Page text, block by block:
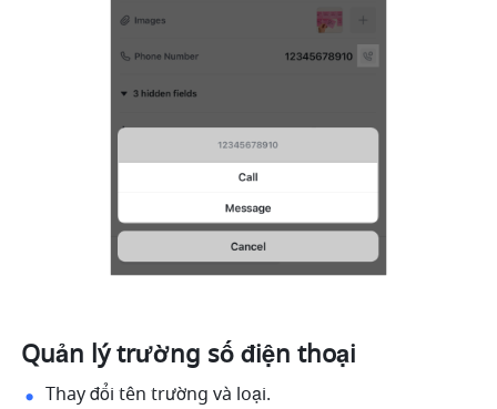
Quản lý trường số điện thoại
Thay đổi tên trường và loại.